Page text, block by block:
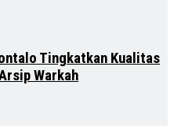
Tingkatkan Kualitas
Warkah